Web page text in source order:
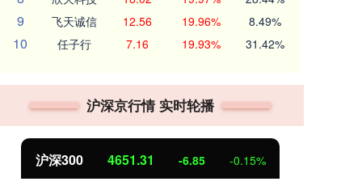
9 飞天诚信 12.56 19.96% 8.49%
10 任子行 7.16 19.93% 31.42%
沪深京行情 实时轮播
北证50 1122.88 3.42 0.30%